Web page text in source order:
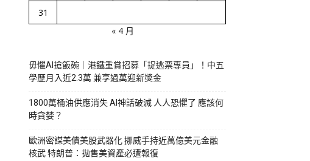
31
« 4 月
毋懼AI搶飯碗｜港鐵重賞招募「捉逃票專員」！中五
學歷月入近2.3萬 兼享過萬迎新獎金
1800萬桶油供應消失 AI神話破滅 人人恐懼了 應該何
時貪婪？
歐洲密謀美債美股武器化 挪威手持近萬億美元金融
核武 特朗普：拋售美資產必遭報復